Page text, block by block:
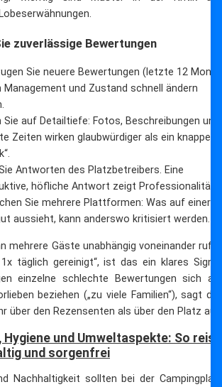
zuverlässige Bewertungen
Sie neuere Bewertungen (letzte 12
Management und Zustand schnell ändern
Sie auf Detailtiefe: Fotos, Beschreibungen und
Zeiten wirken glaubwürdiger als ein knappes
Antworten des Platzbetreibers. Eine
höfliche Antwort zeigt Professionalität.
Sie mehrere Plattformen: Was auf einer
aussieht, kann anderswo kritisiert werden.
mehrere Gäste unabhängig voneinander
täglich gereinigt“, ist das ein klares
einzelne schlechte Bewertungen sich
beziehen („zu viele Familien“), sagt
über den Rezensenten als über den Platz
Hygiene und Umweltaspekte: So
und sorgenfrei
Nachhaltigkeit sollten bei der